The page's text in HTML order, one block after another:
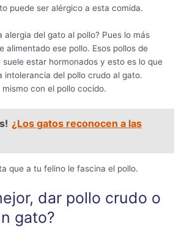
puede ser alérgico a esta comida.
alergia del gato al pollo? Pues lo más
alimentado ese pollo. Esos pollos de
estar hormonados y esto es lo que
intolerancia del pollo crudo al gato.
con el pollo cocido.
¿Los gatos reconocen a las
que a tu felino le fascina el pollo.
dar pollo crudo o
gato?